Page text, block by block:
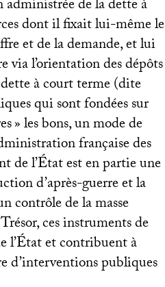
administrée de la dette à
dont il fixait lui-même le
et de la demande, et lui
via l’orientation des dépôts
dette à court terme (dite
qui sont fondées sur
» les bons, un mode de
française des
de l’État est en partie une
d’après-guerre et la
contrôle de la masse
ces instruments de
l’État et contribuent à
d’interventions publiques